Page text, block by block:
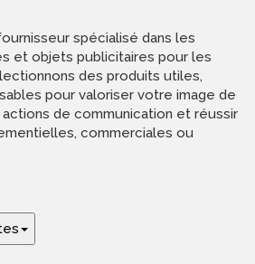
spécialisé dans les
et objets publicitaires pour les
des produits utiles,
pour valoriser votre image de
de communication et réussir
commerciales ou